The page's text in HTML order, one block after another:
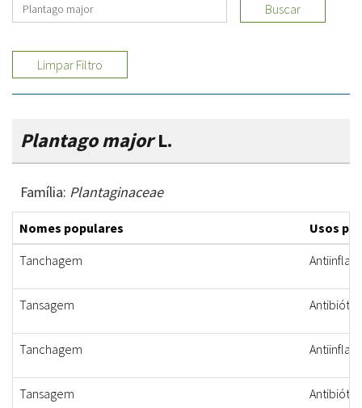
Buscar
Limpar Filtro
Plantago majorL.
Família: Plantaginaceae
Nomes populares
Usos
Tanchagem
Tansagem
Tanchagem
Tansagem